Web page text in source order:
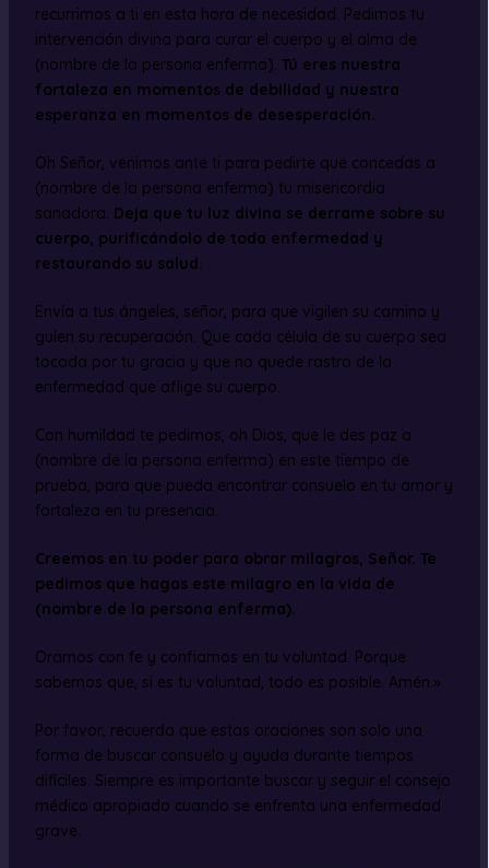
recurrimos a ti en esta hora de necesidad. Pedimos tu
intervención divina para curar el cuerpo y el alma de
(nombre de la persona enferma). Tú eres nuestra
fortaleza en momentos de debilidad y nuestra
esperanza en momentos de desesperación.
Oh Señor, venimos ante ti para pedirte que concedas a
(nombre de la persona enferma) tu misericordia
sanadora. Deja que tu luz divina se derrame sobre su
cuerpo, purificándolo de toda enfermedad y
restaurando su salud.
Envía a tus ángeles, señor, para que vigilen su camino y
guíen su recuperación. Que cada célula de su cuerpo sea
tocada por tu gracia y que no quede rastro de la
enfermedad que aflige su cuerpo.
Con humildad te pedimos, oh Dios, que le des paz a
(nombre de la persona enferma) en este tiempo de
prueba, para que pueda encontrar consuelo en tu amor y
fortaleza en tu presencia.
Creemos en tu poder para obrar milagros, Señor. Te
pedimos que hagas este milagro en la vida de
(nombre de la persona enferma).
Oramos con fe y confiamos en tu voluntad. Porque
sabemos que, si es tu voluntad, todo es posible. Amén.»
Por favor, recuerda que estas oraciones son solo una
forma de buscar consuelo y ayuda durante tiempos
difíciles. Siempre es importante buscar y seguir el consejo
médico apropiado cuando se enfrenta una enfermedad
grave.